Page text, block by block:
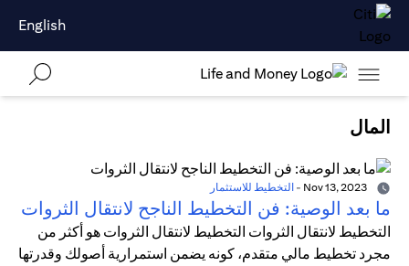
English
المال
- التخطيط للاستثمار
ما بعد الوصية: فن التخطيط الناجح لانتقال الثروات
التخطيط لانتقال الثروات التخطيط لانتقال الثروات هو أكثر من
مجرد تخطيط مالي متقدم، كونه يضمن استمرارية أصولك وقدرتها